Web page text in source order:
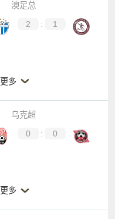
澳足总
2 :
1
更多
乌克超
0 :
0
更多